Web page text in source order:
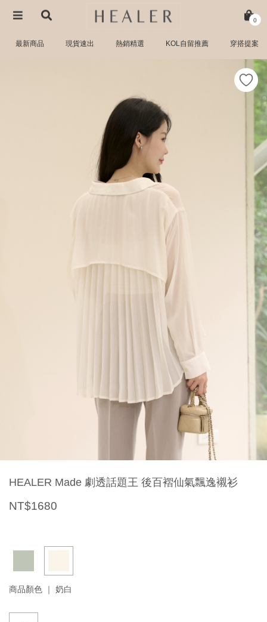
0
最新商品 現貨速出 熱銷精選 KOL自留推薦 穿搭提案
HEALER Made 劇透話題王 後百褶仙氣飄逸襯衫
NT$1680
商品顏色 ｜ 奶白